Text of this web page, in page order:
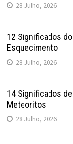
28 Julho, 2026
12 Significados
Esquecimento
28 Julho, 2026
14 Significados
Meteoritos
28 Julho, 2026